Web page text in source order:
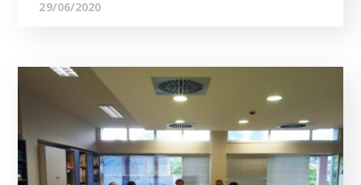
29/06/2020